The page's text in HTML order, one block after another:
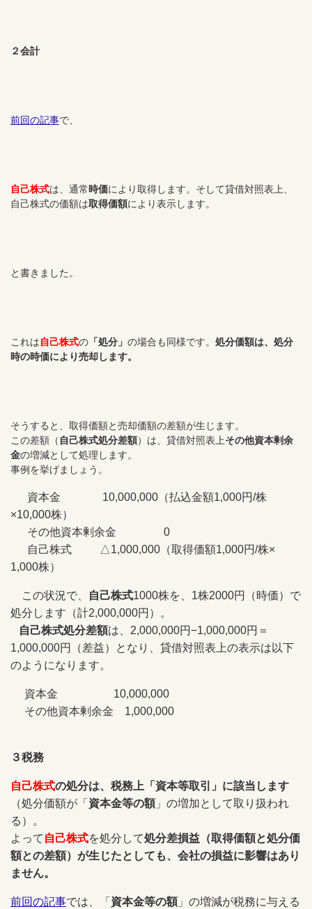
２会計
前回の記事で、
自己株式は、通常時価により取得します。そして貸借対照表上、
自己株式の価額は取得価額により表示します。
と書きました。
これは自己株式の 「処分」 の場合も同様です。 処分価額は、処分
時の時価により売却します。
そうすると、取得価額と売却価額の差額が生じます。
この差額（ 自己株式処分差額）は、貸借対照表上その他資本剰余
金の増減として処理します。
事例を挙げましょう。
資本金 10,000,000（払込金額1,000円/株
×10,000株）
その他資本剰余金 0
自己株式 △1,000,000（取得価額1,000円/株×
1,000株）
この状況で、 自己株式1000株を、1株2000円（時価）で
処分します（計2,000,000円）。
自己株式処分差額は、2,000,000円−1,000,000円＝
1,000,000円（差益）となり、貸借対照表上の表示は以下
のようになります。
資本金 10,000,000
その他資本剰余金 1,000,000
３税務
自己株式の処分は、税務上「資本等取引」に該当します
（処分価額が「 資本金等の額」の増加として取り扱われ
る）。
よって 自己株式を処分して処分差損益（取得価額と処分価
額との差額）が生じたとしても、会社の損益に影響はあり
ません。
前回の記事では、「 資本金等の額」の増減が税務に与える